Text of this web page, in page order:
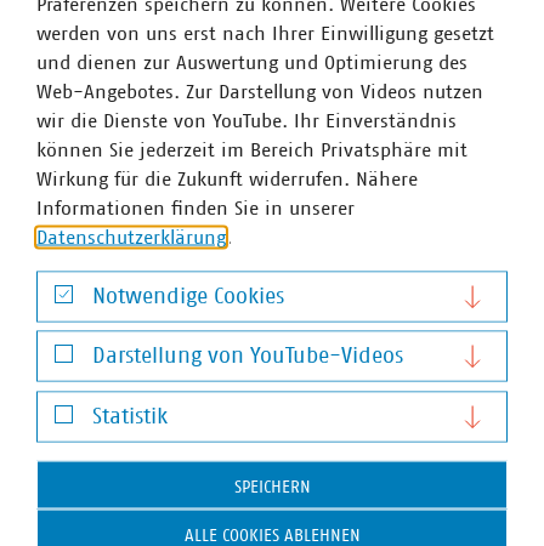
Christine Schulze-Grotkopp
Geschäftsführerin Abteilung Kommunikation und
Public Affairs
+49 170 8580-221
schulze-grotkopp(at)vku(dot)de
werden von uns erst nach Ihrer Einwilligung gesetzt
und dienen zur Auswertung und Optimierung des
Web-Angebotes. Zur Darstellung von Videos nutzen
wir die Dienste von YouTube. Ihr Einverständnis
können Sie jederzeit im Bereich Privatsphäre mit
Wirkung für die Zukunft widerrufen. Nähere
Informationen finden Sie in unserer
Datenschutzerklärung
Notwendige Cookies
Notwendige Cookies
Darstellung von YouTube-Videos
Darstellung von YouTube-Videos
Statistik
Statistik
SPEICHERN
ALLE COOKIES ABLEHNEN